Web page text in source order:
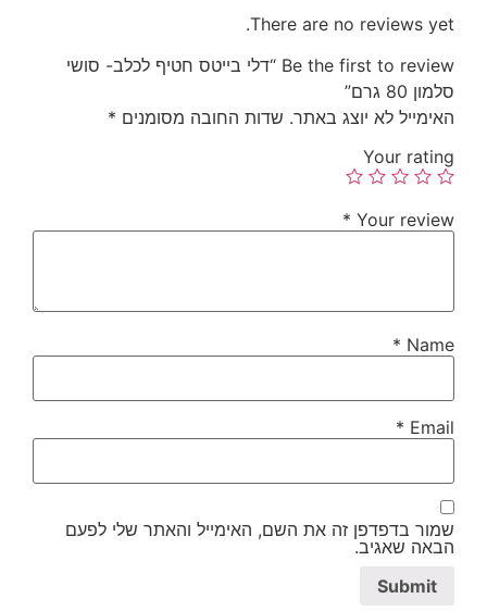
There are no reviews yet.
Be the first to review “דלי בייטס חטיף לכלב- סושי
סלמון 80 גרם”
האימייל לא יוצג באתר. שדות החובה מסומנים *
Your rating
Your review
*
Name
*
Email
*
שמור בדפדפן זה את השם, האימייל והאתר שלי לפעם
הבאה שאגיב.